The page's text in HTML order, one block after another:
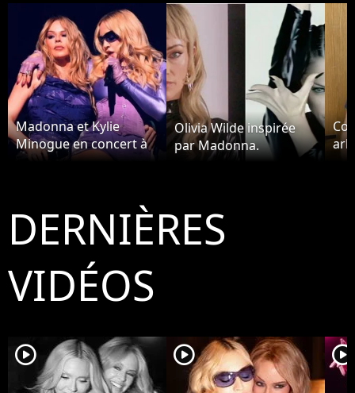
Madonna et Kylie
Minogue en concert à
Amsterdam
Olivia Wilde inspirée
par Madonna.
DERNIÈRES
VIDÉOS
player2 player2 player2